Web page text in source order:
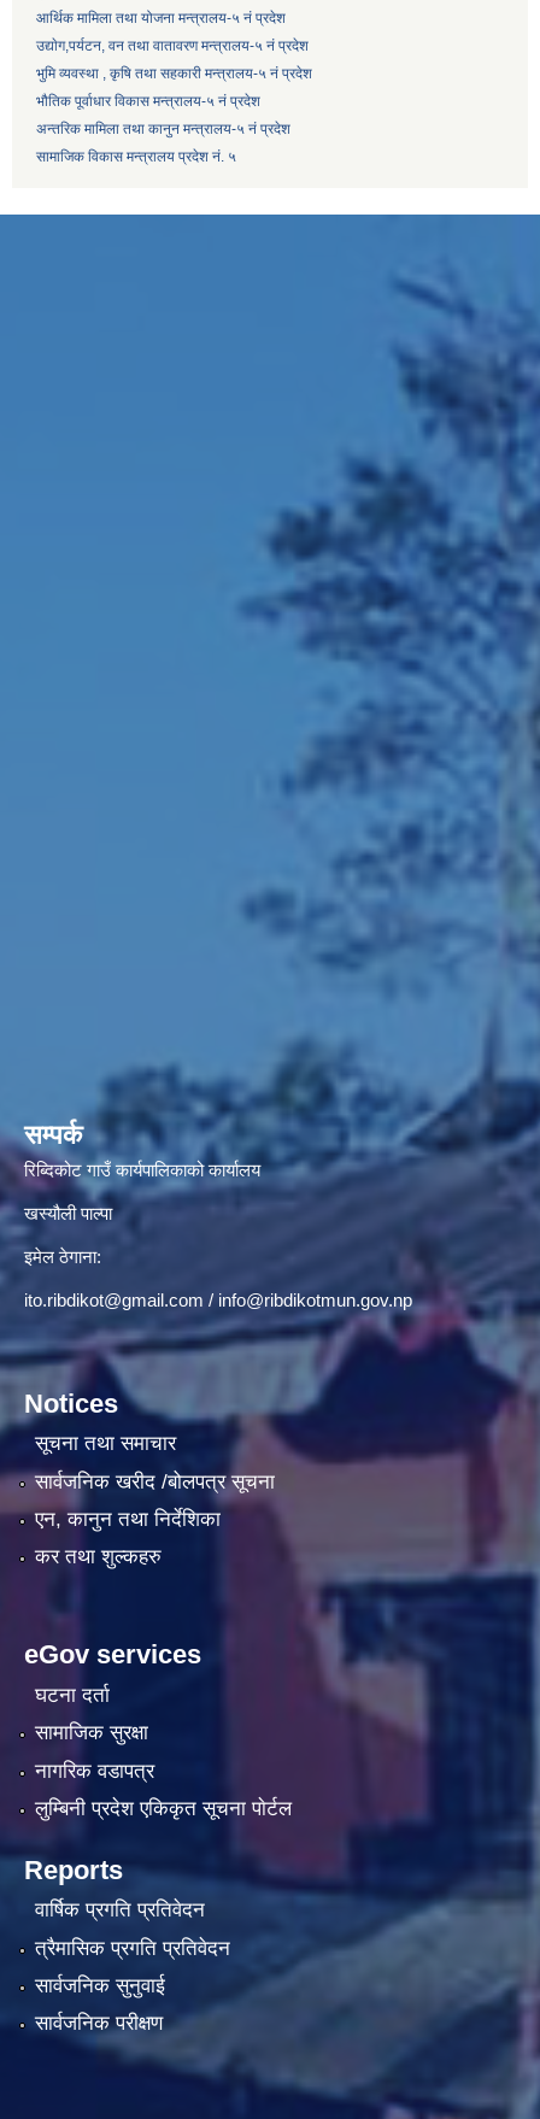
आर्थिक मामिला तथा योजना मन्त्रालय-५ नं प्रदेश
उद्याेग,पर्यटन, वन तथा वातावरण मन्त्रालय-५ नं प्रदेश
भुमि व्यवस्था , कृषि तथा सहकारी मन्त्रालय-५ नं प्रदेश
भौतिक पूर्वाधार विकास मन्त्रालय-५ नं प्रदेश
अन्तरिक मामिला तथा कानुन मन्त्रालय-५ नं प्रदेश
सामाजिक विकास मन्त्रालय प्रदेश नं. ५
सम्पर्क
रिब्दिकोट गाउँ कार्यपालिकाको कार्यालय
खस्यौली पाल्पा
इमेल ठेगाना:
ito.ribdikot@gmail.com / info@ribdikotmun.gov.np
Notices
सूचना तथा समाचार
सार्वजनिक खरीद /बोलपत्र सूचना
एन, कानुन तथा निर्देशिका
कर तथा शुल्कहरु
eGov services
घटना दर्ता
सामाजिक सुरक्षा
नागरिक वडापत्र
लुम्बिनी प्रदेश एकिकृत सूचना पाेर्टल
Reports
वार्षिक प्रगति प्रतिवेदन
त्रैमासिक प्रगति प्रतिवेदन
सार्वजनिक सुनुवाई
सार्वजनिक परीक्षण